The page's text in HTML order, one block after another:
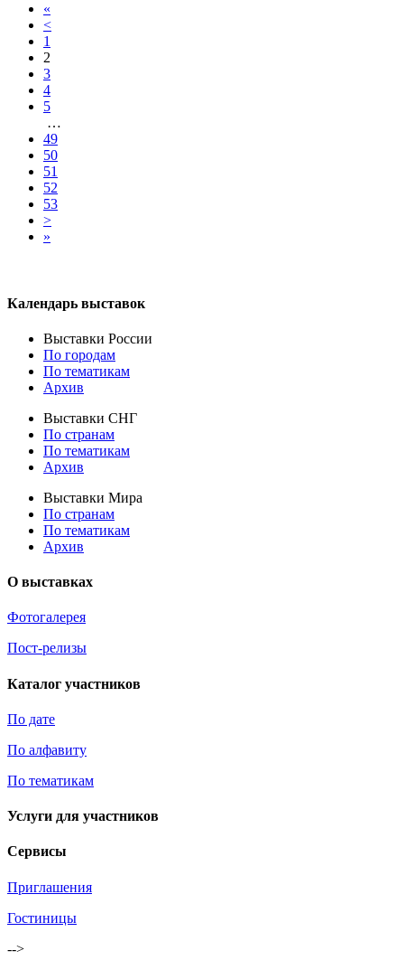
«
<
1
2
3
4
5
…
49
50
51
52
53
>
»
Календарь выставок
Выставки России
По городам
По тематикам
Архив
Выставки СНГ
По странам
По тематикам
Архив
Выставки Мира
По странам
По тематикам
Архив
О выставках
Фотогалерея
Пост-релизы
Каталог участников
По дате
По алфавиту
По тематикам
Услуги для участников
Сервисы
Приглашения
Гостиницы
-->